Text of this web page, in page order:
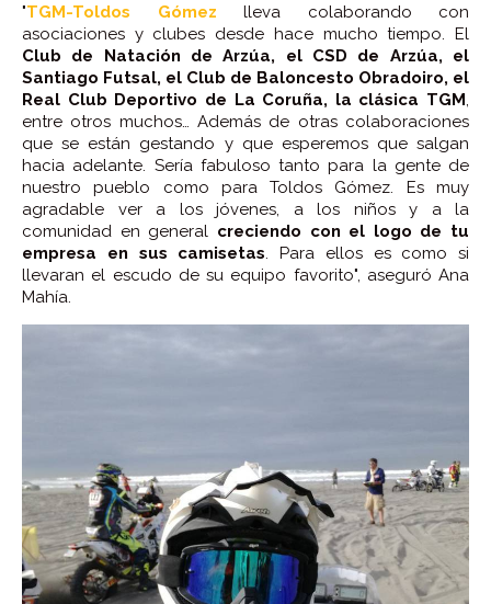
"TGM-Toldos Gómez
lleva colaborando con
asociaciones y clubes desde hace mucho tiempo. El
Club de Natación de Arzúa, el CSD de Arzúa, el
Santiago Futsal, el Club de Baloncesto Obradoiro, el
Real Club Deportivo de La Coruña, la clásica TGM
entre otros muchos… Además de otras colaboraciones
que se están gestando y que esperemos que salgan
hacia adelante. Sería fabuloso tanto para la gente de
nuestro pueblo como para Toldos Gómez. Es muy
agradable ver a los jóvenes, a los niños y a la
comunidad en general creciendo con el logo de tu
empresa en sus camisetas . Para ellos es como si
llevaran el escudo de su equipo favorito", aseguró Ana
Mahía.